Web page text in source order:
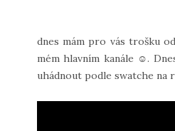
dnes mám pro vás trošku
mém hlavním kanále ☺.
uhádnout podle swatche na